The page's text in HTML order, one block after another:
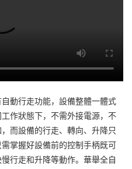
動行走功能，設備整體一體式
作狀態下，不需外接電源，不
而設備的行走、轉向、升降只
掌握好設備前的控制手柄既可
行走和升降等動作。華舉全自